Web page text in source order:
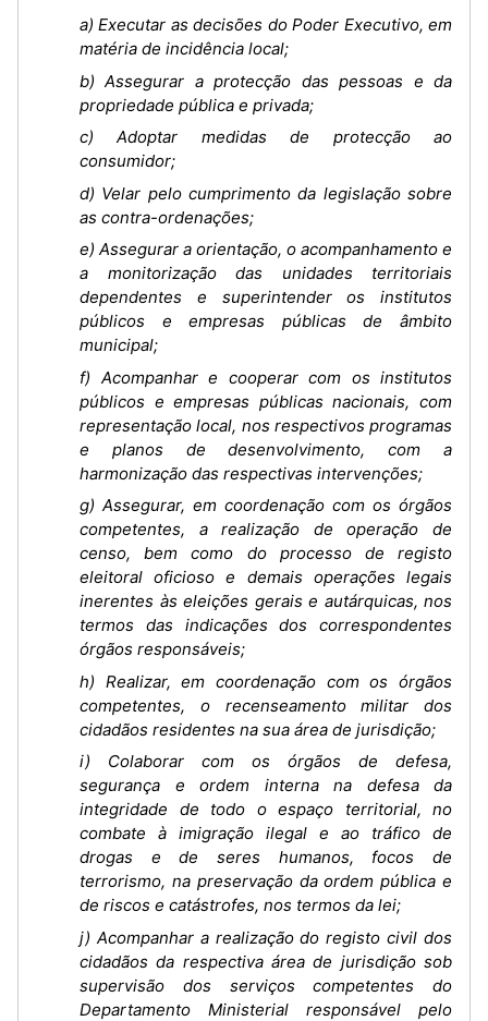
a) Executar as decisões do Poder Executivo, em
matéria de incidência local;
b) Assegurar a protecção das pessoas e da
propriedade pública e privada;
c) Adoptar medidas de protecção ao
consumidor;
d) Velar pelo cumprimento da legislação sobre
as contra-ordenações;
e) Assegurar a orientação, o acompanhamento e
a monitorização das unidades territoriais
dependentes e superintender os institutos
públicos e empresas públicas de âmbito
municipal;
f) Acompanhar e cooperar com os institutos
públicos e empresas públicas nacionais, com
representação local, nos respectivos programas
e planos de desenvolvimento, com a
harmonização das respectivas intervenções;
g) Assegurar, em coordenação com os órgãos
competentes, a realização de operação de
censo, bem como do processo de registo
eleitoral oficioso e demais operações legais
inerentes às eleições gerais e autárquicas, nos
termos das indicações dos correspondentes
órgãos responsáveis;
h) Realizar, em coordenação com os órgãos
competentes, o recenseamento militar dos
cidadãos residentes na sua área de jurisdição;
i) Colaborar com os órgãos de defesa,
segurança e ordem interna na defesa da
integridade de todo o espaço territorial, no
combate à imigração ilegal e ao tráfico de
drogas e de seres humanos, focos de
terrorismo, na preservação da ordem pública e
de riscos e catástrofes, nos termos da lei;
j) Acompanhar a realização do registo civil dos
cidadãos da respectiva área de jurisdição sob
supervisão dos serviços competentes do
Departamento Ministerial responsável pelo